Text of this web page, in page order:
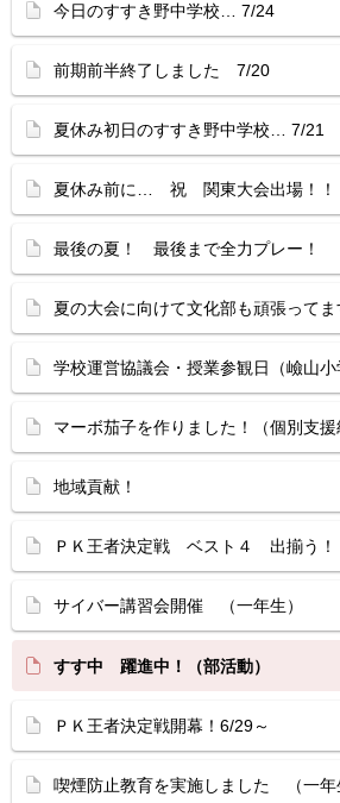
今日のすすき野中学校… 7/24
前期前半終了しました 7/20
夏休み初日のすすき野中学校…
夏休み前に… 祝 関東大会出場
最後の夏！ 最後まで全力プレー
夏の大会に向けて文化部も頑張って
学校運営協議会・授業参観日（嶮山小
マーボ茄子を作りました！（個別支援
地域貢献！
ＰＫ王者決定戦 ベスト４ 出揃う！
サイバー講習会開催 （一年生）
すす中 躍進中！（部活動）
ＰＫ王者決定戦開幕！6/29～
喫煙防止教育を実施しました （一年